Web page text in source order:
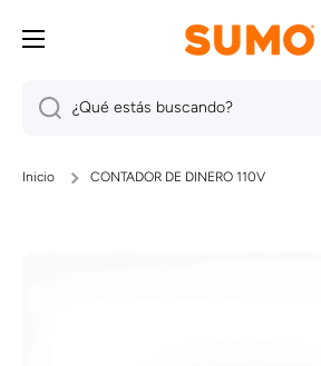
IR DIRECTAMENTE AL CONTENIDO
¿Qué estás buscando?
Inicio CONTADOR DE DINERO 110V